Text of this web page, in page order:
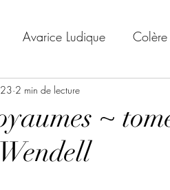
Avarice Ludique
Proscrite
Archives
~
2 min de lecture